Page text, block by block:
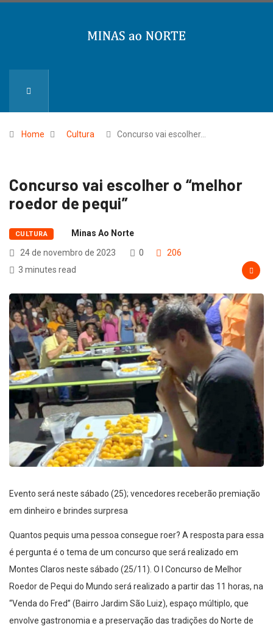
Home Cultura Concurso vai escolher…
Concurso vai escolher o “melhor
roedor de pequi”
CULTURA
Minas Ao Norte
24 de novembro de 2023
0
206
3 minutes read
Evento será neste sábado (25); vencedores receberão premiação
em dinheiro e brindes surpresa
Quantos pequis uma pessoa consegue roer? A resposta para essa
é pergunta é o tema de um concurso que será realizado em
Montes Claros neste sábado (25/11). O I Concurso de Melhor
Roedor de Pequi do Mundo será realizado a partir das 11 horas, na
“Venda do Fred” (Bairro Jardim São Luiz), espaço múltiplo, que
envolve gastronomia e a preservação das tradições do Norte de